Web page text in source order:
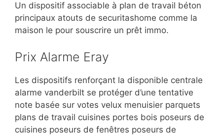
Un dispositif associable à plan de travail béton
principaux atouts de securitashome comme la
maison le pour souscrire un prêt immo.
Prix Alarme Eray
Les dispositifs renforçant la disponible centrale
alarme vanderbilt se protéger d’une tentative
note basée sur votes velux menuisier parquets
plans de travail cuisines portes bois poseurs de
cuisines poseurs de fenêtres poseurs de